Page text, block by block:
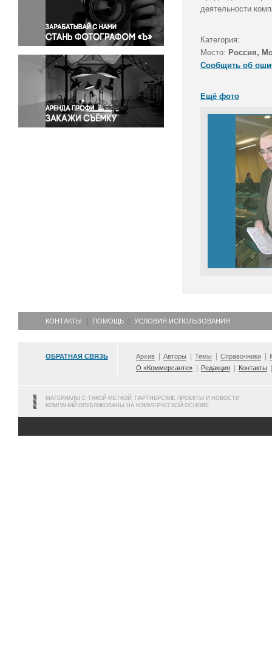
Правосудие
Происшествия и конфликты
Религия
Светская жизнь
Спорт
Экология
Экономика и бизнес
деятельности
Категория:
Место: Россия,
Сообщить об
Ещё фото
КОНТАКТЫ ПОМОЩЬ УСЛОВИЯ ИСПОЛЬЗОВАНИЯ
ОБРАТНАЯ СВЯЗЬ Архив Авторы Темы Справочники
О «Коммерсанте»
Редакция Контакты
МАТЕРИАЛЫ С ТАКОЙ МЕТКОЙ, ПАРТНЕРСКИЕ ПРОЕКТЫ И НОВОСТИ
КОМПАНИЙ ОПУБЛИКОВАНЫ НА КОММЕРЧЕСКОЙ ОСНОВЕ